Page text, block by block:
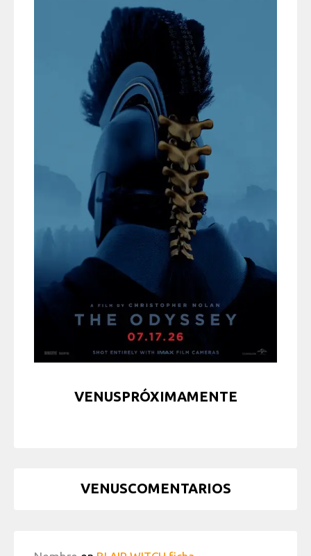
VENUSPRÓXIMAMENTE
VENUSCOMENTARIOS